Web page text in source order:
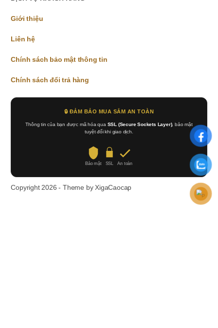
Giới thiệu
Liên hệ
Chính sách bảo mật thông tin
Chính sách đổi trả hàng
🔒 ĐẢM BẢO MUA SẮM AN TOÀN
Thông tin của bạn được mã hóa qua SSL (Secure Sockets Layer), bảo mật
tuyệt đối khi giao dịch.
Bảo mật SSL An toàn
Copyright 2026 - Theme by XigaCaocap